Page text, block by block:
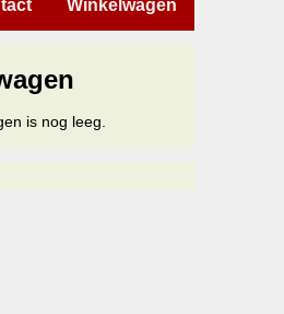
Winkelwagen
is nog leeg.